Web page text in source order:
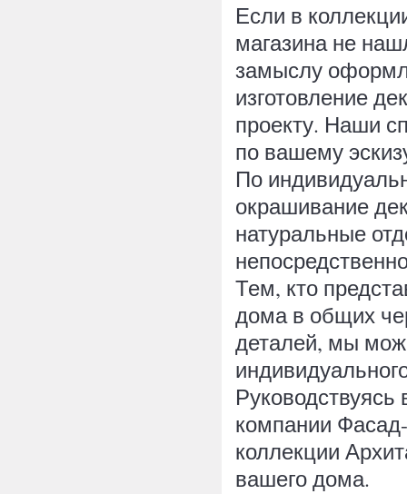
Если в
магазина не
замыслу
изготовление
проекту. Наши
по вашему
По
окрашивание
натуральные
Тем, кто
дома в общих
деталей, мы
компании
коллекции
вашего дома.